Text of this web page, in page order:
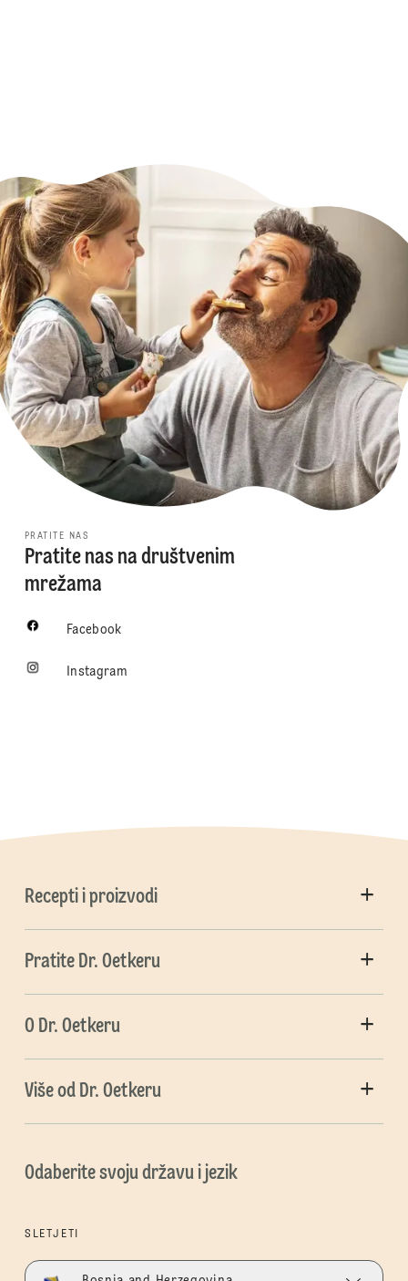
PRATITE NAS
Pratite nas na društvenim
mrežama
Facebook
Instagram
Recepti i proizvodi
Pratite Dr. Oetkeru
O Dr. Oetkeru
Više od Dr. Oetkeru
Odaberite svoju državu i jezik
SLETJETI